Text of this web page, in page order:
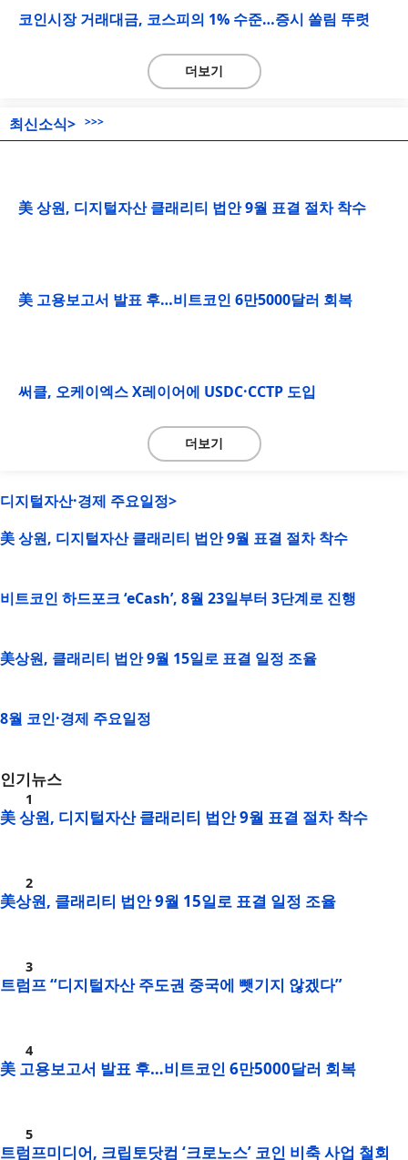
코인시장 거래대금, 코스피의 1% 수준…증시 쏠림 뚜렷
더보기
최신소식> >>>
美 상원, 디지털자산 클래리티 법안 9월 표결 절차 착수
美 고용보고서 발표 후…비트코인 6만5000달러 회복
써클, 오케이엑스 X레이어에 USDC·CCTP 도입
더보기
디지털자산·경제 주요일정>
美 상원, 디지털자산 클래리티 법안 9월 표결 절차 착수
비트코인 하드포크 ‘eCash’, 8월 23일부터 3단계로 진행
美상원, 클래리티 법안 9월 15일로 표결 일정 조율
8월 코인·경제 주요일정
인기뉴스
美 상원, 디지털자산 클래리티 법안 9월 표결 절차 착수
美상원, 클래리티 법안 9월 15일로 표결 일정 조율
트럼프 “디지털자산 주도권 중국에 뺏기지 않겠다”
美 고용보고서 발표 후…비트코인 6만5000달러 회복
트럼프미디어, 크립토닷컴 ‘크로노스’ 코인 비축 사업 철회